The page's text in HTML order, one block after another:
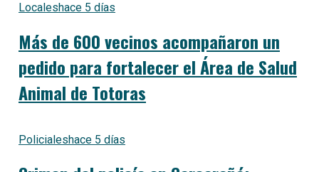
Localeshace 5 días
Más de 600 vecinos acompañaron un
pedido para fortalecer el Área de Salud
Animal de Totoras
Policialeshace 5 días